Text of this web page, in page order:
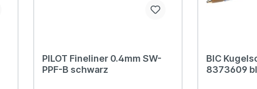
PILOT Fineliner 0.4mm SW-
PPF-B schwarz
BIC
8373609